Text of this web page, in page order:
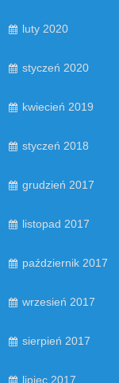
luty 2020
styczeń 2020
kwiecień 2019
styczeń 2018
grudzień 2017
listopad 2017
październik 2017
wrzesień 2017
sierpień 2017
lipiec 2017